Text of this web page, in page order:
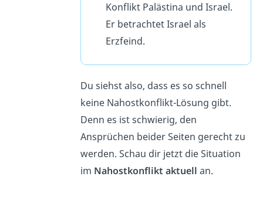
Konflikt Palästina und Israel.
Er betrachtet Israel als
Erzfeind.
Du siehst also, dass es so schnell
keine Nahostkonflikt-Lösung gibt.
Denn es ist schwierig, den
Ansprüchen beider Seiten gerecht zu
werden. Schau dir jetzt die Situation
im Nahostkonflikt aktuell an.